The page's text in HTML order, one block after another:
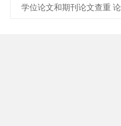
学位论文和期刊论文查重 论